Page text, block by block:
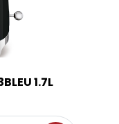
1.7L